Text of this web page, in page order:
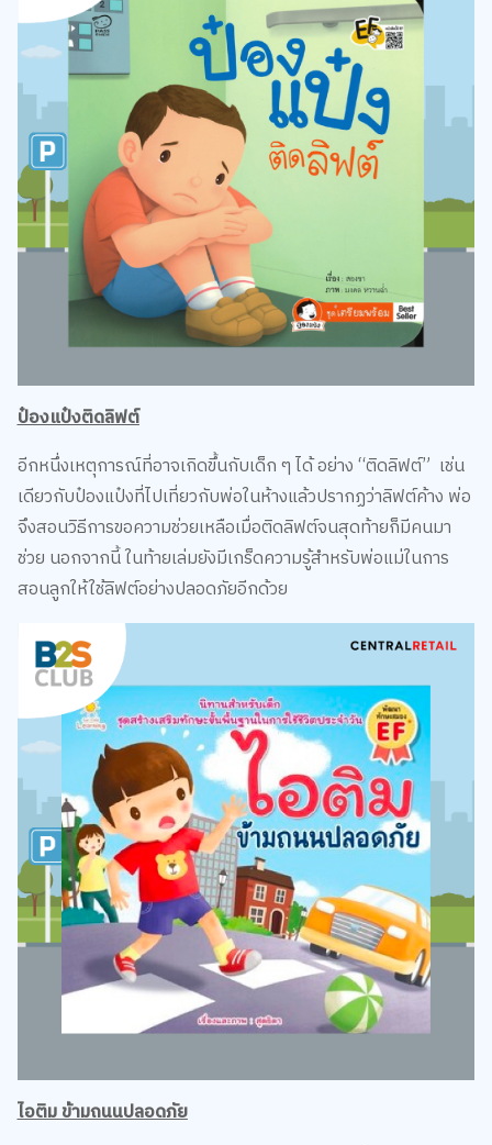
ป๋องแป๋งติดลิฟต์
อีกหนึ่งเหตุการณ์ที่อาจเกิดขึ้นกับเด็ก ๆ ได้ อย่าง “ติดลิฟต์” เช่น
เดียวกับป๋องแป๋งที่ไปเที่ยวกับพ่อในห้างแล้วปรากฏว่าลิฟต์ค้าง พ่อ
จึงสอนวิธีการขอความช่วยเหลือเมื่อติดลิฟต์จนสุดท้ายก็มีคนมา
ช่วย นอกจากนี้ ในท้ายเล่มยังมีเกร็ดความรู้สำหรับพ่อแม่ในการ
สอนลูกให้ใช้ลิฟต์อย่างปลอดภัยอีกด้วย
ไอติม ข้ามถนนปลอดภัย